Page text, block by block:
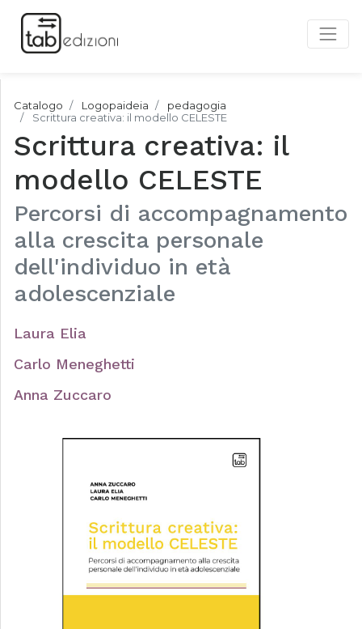
Catalogo Logopaideia
pedagogia
Scrittura creativa: il modello CELESTE
Scrittura creativa: il
modello CELESTE
Percorsi di accompagnamento
alla crescita personale
dell'individuo in età
adolescenziale
Laura Elia
Carlo Meneghetti
Anna Zuccaro